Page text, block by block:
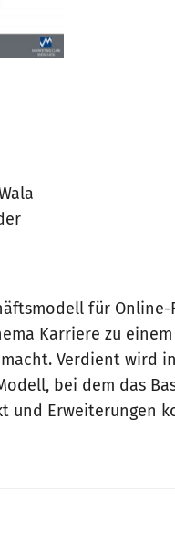
für
Karriere zu
Verdient wird
bei dem das
und Erweiterungen